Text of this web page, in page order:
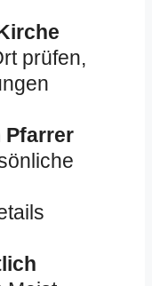
prüfen,
Pfarrer